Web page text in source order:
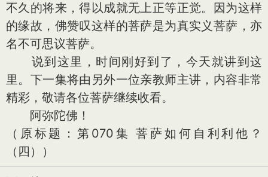
不久的将来，得以成就无上正等正觉。因为这样
的缘故，佛赞叹这样的菩萨是为真实义菩萨，亦
名不可思议菩萨。
说到这里，时间刚好到了，今天就讲到这
里。下一集将由另外一位亲教师主讲，内容非常
精彩，敬请各位菩萨继续收看。
阿弥陀佛！
（原标题：第070集 菩萨如何自利利他？
（四））